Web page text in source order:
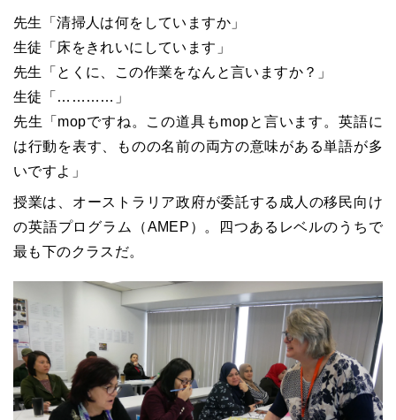
先生「清掃人は何をしていますか」
生徒「床をきれいにしています」
先生「とくに、この作業をなんと言いますか？」
生徒「…………」
先生「mopですね。この道具もmopと言います。英語に
は行動を表す、ものの名前の両方の意味がある単語が多
いですよ」
授業は、オーストラリア政府が委託する成人の移民向け
の英語プログラム（AMEP）。四つあるレベルのうちで
最も下のクラスだ。